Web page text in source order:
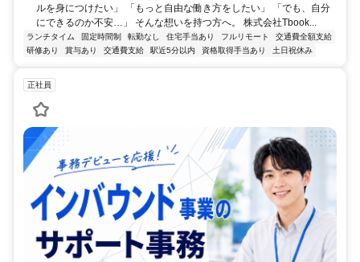
ルを身につけたい」 「もっと自由な働き方をしたい」 「でも、自分
にできるのか不安…」 そんな想いを持つ方へ。 株式会社Tbook...
ランチタイム 固定時間制 転勤なし 住宅手当あり フルリモート
交通費全額支給
研修あり
賞与あり 交通費支給 駅近5分以内 資格取得手当あり 土日祝休み
正社員